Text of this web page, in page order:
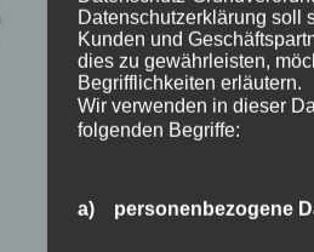
Datenschutzerklärung soll
Kunden und
dies zu gewährleisten,
Begrifflichkeiten erläutern.
Wir verwenden in dieser
folgenden Begriffe:
a) personenbezogene